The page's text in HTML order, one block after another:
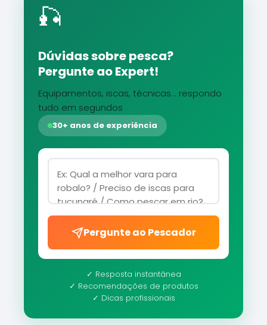
🎣
Dúvidas sobre pesca?
Pergunte ao Expert!
Equipamentos, iscas, técnicas... respondo
tudo em segundos
30+ anos de experiência
Pergunte ao Pescador
✓ Resposta instantânea
✓ Recomendações de produtos
✓ Dicas profissionais